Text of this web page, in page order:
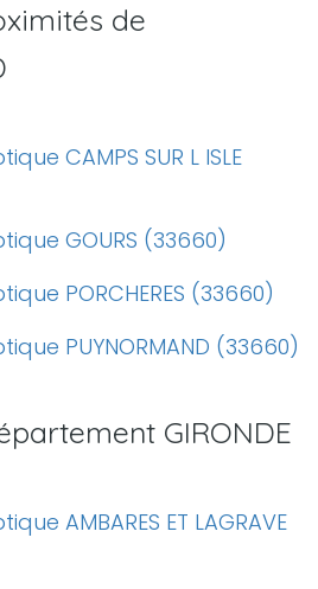
de
CAMPS SUR L ISLE
GOURS (33660)
PORCHERES (33660)
PUYNORMAND (33660)
GIRONDE
AMBARES ET LAGRAVE